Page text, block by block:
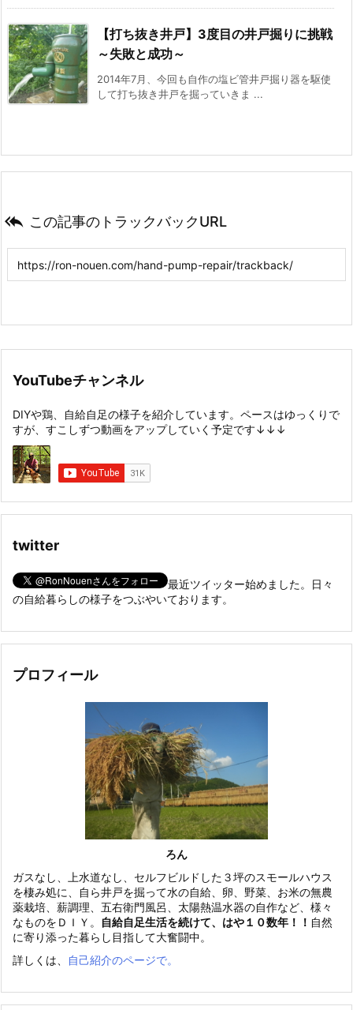
【打ち抜き井戸】3度目の井戸掘りに挑戦
～失敗と成功～
2014年7月、今回も自作の塩ビ管井戸掘り器を駆使
して打ち抜き井戸を掘っていきま ...
 この記事のトラックバックURL
YouTubeチャンネル
DIYや鶏、自給自足の様子を紹介しています。ペースはゆっくりで
すが、すこしずつ動画をアップしていく予定です↓↓↓
twitter
最近ツイッター始めました。日々
の自給暮らしの様子をつぶやいております。
プロフィール
ろん
ガスなし、上水道なし、セルフビルドした３坪のスモールハウス
を棲み処に、自ら井戸を掘って水の自給、卵、野菜、お米の無農
薬栽培、薪調理、五右衛門風呂、太陽熱温水器の自作など、様々
なものをＤＩＹ。
自給自足生活を続けて、はや１０数年！！ 自然
に寄り添った暮らし目指して大奮闘中。
詳しくは、
自己紹介のページで。